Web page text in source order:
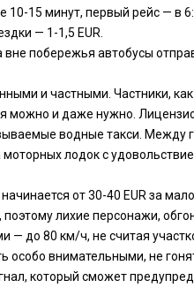
15 минут, первый рейс — в
— 1-1,5 EUR.
побережья автобусы
и частными. Частники,
можно и даже нужно.
водные такси.
лодок с
от 30-40 EUR за
лихие персонажи,
— до 80 км/ч, не считая
особо внимательными, не
который сможет